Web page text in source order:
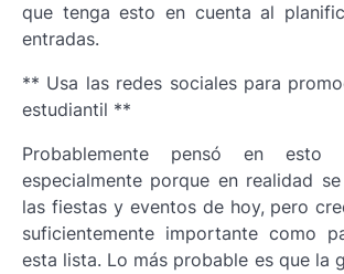
que tenga esto en cuenta al
entradas.
** Usa las redes sociales para
estudiantil **
Probablemente pensó en esto
especialmente porque en realidad
las fiestas y eventos de hoy, pero
suficientemente importante como
esta lista. Lo más probable es que la